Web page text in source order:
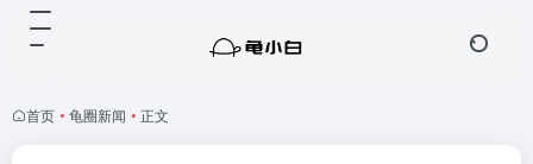
首页 • 龟圈新闻 • 正文